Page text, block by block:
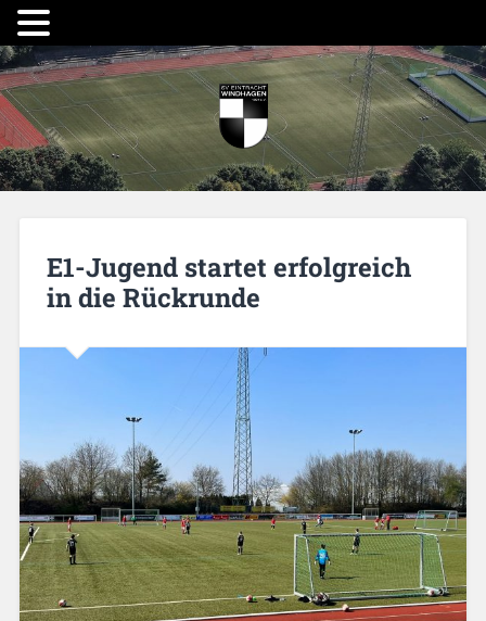
E1-Jugend startet erfolgreich
in die Rückrunde